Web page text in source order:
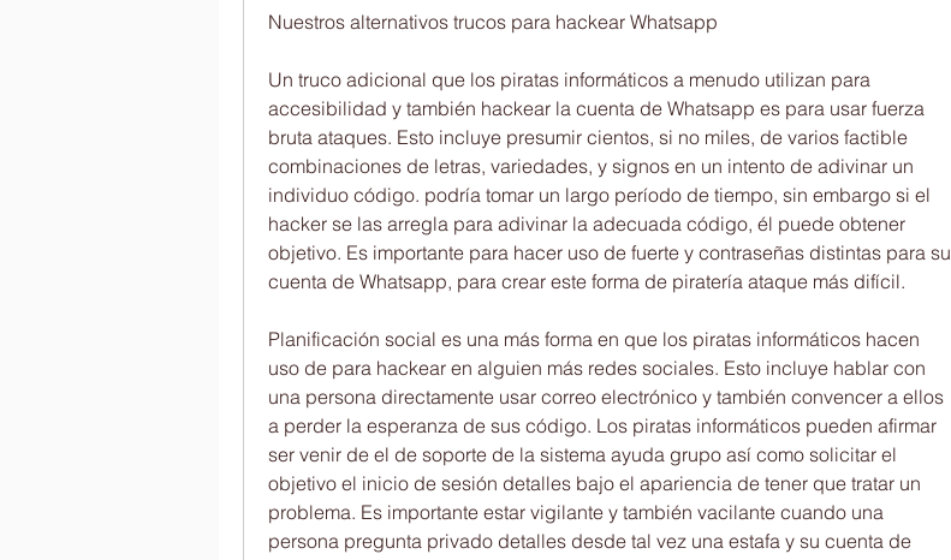
Nuestros alternativos trucos para hackear Whatsapp
Un truco adicional que los piratas informáticos a menudo utilizan para
accesibilidad y también hackear la cuenta de Whatsapp es para usar fuerza
bruta ataques. Esto incluye presumir cientos, si no miles, de varios factible
combinaciones de letras, variedades, y signos en un intento de adivinar un
individuo código. podría tomar un largo período de tiempo, sin embargo si el
hacker se las arregla para adivinar la adecuada código, él puede obtener
objetivo. Es importante para hacer uso de fuerte y contraseñas distintas para su
cuenta de Whatsapp, para crear este forma de piratería ataque más difícil.
Planificación social es una más forma en que los piratas informáticos hacen
uso de para hackear en alguien más redes sociales. Esto incluye hablar con
una persona directamente usar correo electrónico y también convencer a ellos
a perder la esperanza de sus código. Los piratas informáticos pueden afirmar
ser venir de el de soporte de la sistema ayuda grupo así como solicitar el
objetivo el inicio de sesión detalles bajo el apariencia de tener que tratar un
problema. Es importante estar vigilante y también vacilante cuando una
persona pregunta privado detalles desde tal vez una estafa y su cuenta de